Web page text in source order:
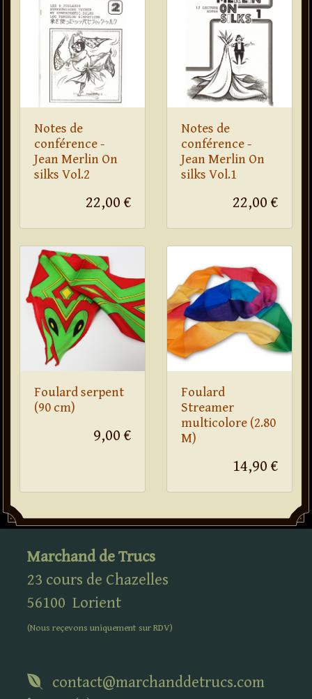
Notes de
conférence -
Jean Merlin On
silks Vol.2
22,00 €
Notes de
conférence -
Jean Merlin On
silks Vol.1
22,00 €
Foulard serpent
(90 cm)
9,00 €
Foulard
Streamer
multicolore (2.80
M)
14,90 €
Marchand de Trucs
23 cours de Chazelles
56100 Lorient
(Nous reçevons uniquement surRDV)
contact@marchanddetrucs.com